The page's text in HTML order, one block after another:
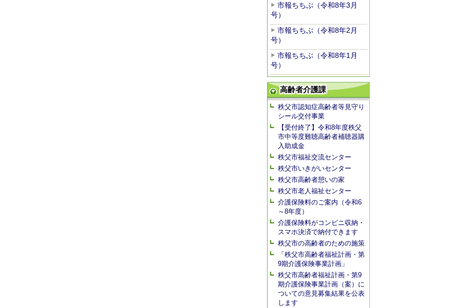
市報ちちぶ（令和8年3月
号）
市報ちちぶ（令和8年2月
号）
市報ちちぶ（令和8年1月
号）
高齢者介護課
秩父市認知症高齢者等見守り
シール交付事業
【受付終了】令和8年度秩父
市中等度難聴高齢者補聴器購
入助成金
秩父市福祉交流センター
秩父市いきがいセンター
秩父市高齢者憩いの家
秩父市老人福祉センター
介護保険料のご案内（令和6
～8年度）
介護保険料がコンビニ収納・
スマホ決済で納付できます
秩父市の高齢者のための施策
「秩父市高齢者福祉計画・第
9期介護保険事業計画」
秩父市高齢者福祉計画・第9
期介護保険事業計画（案）に
ついての意見募集結果を公表
します